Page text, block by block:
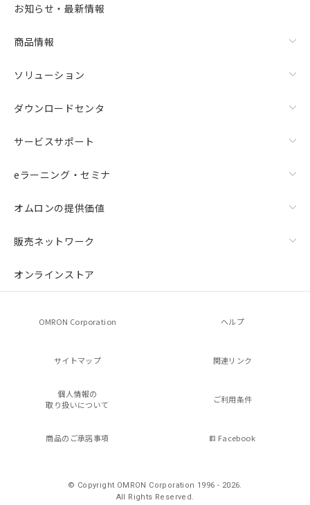
お知らせ・最新情報
商品情報
ソリューション
ダウンロードセンタ
サービスサポート
eラーニング・セミナ
オムロンの提供価値
販売ネットワーク
オンラインストア
OMRON Corporation ヘルプ
サイトマップ 関連リンク
個人情報の
取り扱いについて
ご利用条件
商品のご承諾事項 Facebook
© Copyright OMRON Corporation 1996 - 2026.
All Rights Reserved.